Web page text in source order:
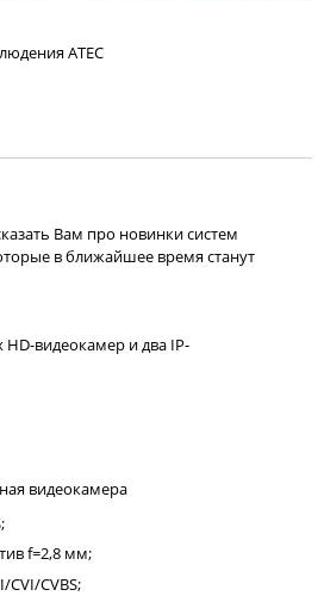
ATEC
Вам про новинки систем
в ближайшее время станут
видеокамер и два IP-
видеокамера
f=2,8 мм;
CVBS;